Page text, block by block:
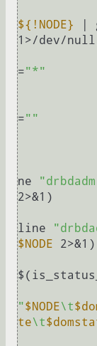
${!NODE}
|
1>/dev/
="*"
=""
ne
2>&1)
line
$NODE 2>&1)
"$NODE\t
te\t